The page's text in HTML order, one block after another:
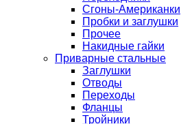
Сгоны-Американки
Пробки и заглушки
Прочее
Накидные гайки
Приварные стальные
Заглушки
Отводы
Переходы
Фланцы
Тройники